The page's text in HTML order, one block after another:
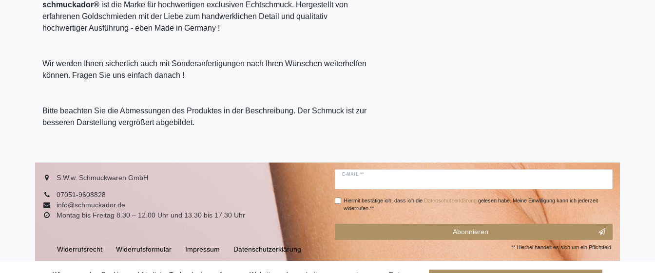
schmuckador® ist die Marke für hochwertigen exclusiven Echtschmuck. Hergestellt von
erfahrenen Goldschmieden mit der Liebe zum handwerklichen Detail und qualitativ
hochwertiger Ausführung - eben Made in Germany !
Wir werden Ihnen sicherlich auch mit Sonderanfertigungen nach Ihren Wünschen weiterhelfen
können. Fragen Sie uns einfach danach !
Bitte beachten Sie die Abmessungen des Produktes in der Beschreibung. Der Schmuck ist zur
besseren Darstellung vergrößert abgebildet.
S.W.w. Schmuckwaren GmbH
07051-9608828
info@schmuckador.de
Montag bis Freitag 8.30 – 12.00 Uhr und 13.30 bis 17.30 Uhr
Widerrufs­recht Widerrufs­formular Impressum Daten­schutz­erklärung
E-MAIL **
Hiermit bestätige ich, dass ich die Daten­schutz­erklärunggelesen habe. Meine Einwilligung kann ich jederzeit
widerrufen.**
Abonnieren
** Hierbei handelt es sich um ein Pflichtfeld.